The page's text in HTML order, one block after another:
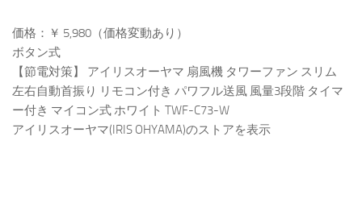
価格：￥ 5,980（価格変動あり）
ボタン式
【節電対策】 アイリスオーヤマ 扇風機 タワーファン スリム
左右自動首振り リモコン付き パワフル送風 風量3段階 タイマ
ー付き マイコン式 ホワイト TWF-C73-W
アイリスオーヤマ(IRIS OHYAMA)のストアを表示